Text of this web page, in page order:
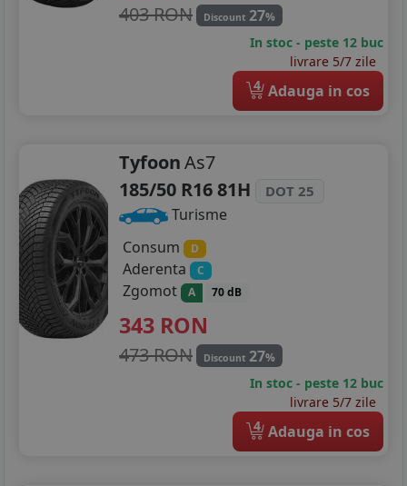
403 RON Discount 27%
In stoc - peste 12 buc
livrare 5/7 zile
4 Adauga in cos
TyfoonAs7
185/50 R16 81H
DOT 25
Turisme
Consum
D
Aderenta C
Zgomot A 70 dB
343 RON
473 RON Discount 27%
In stoc - peste 12 buc
livrare 5/7 zile
4 Adauga in cos